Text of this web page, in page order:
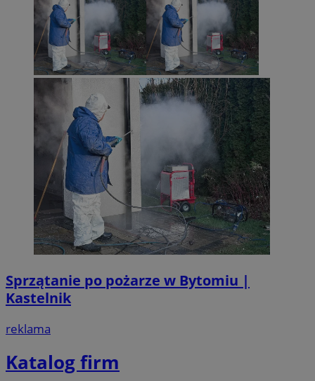
Sprzątanie po pożarze w Bytomiu |
Kastelnik
reklama
Katalog firm